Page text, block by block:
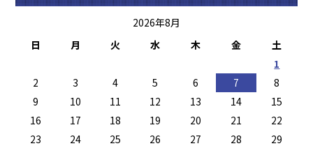
2026年8月
日
月 火 水 木 金
土
1
2
3 4 5 6 7
8
9
10 11 12 13 14
15
16
17 18 19 20 21
22
23
24 25 26 27 28
29